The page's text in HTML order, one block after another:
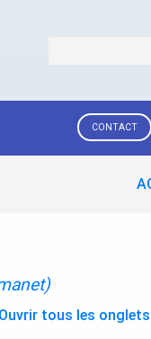
CONTACT
Ouvrir tous les onglets